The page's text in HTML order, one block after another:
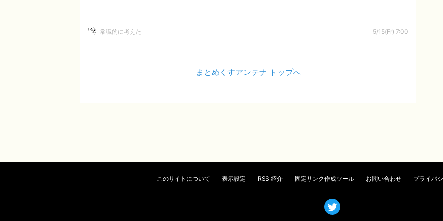
常識的に考えた 5/15(Fr) 7:00
まとめくすアンテナ トップへ
このサイトについて 表示設定 RSS 紹介 固定リンク作成ツール お問い合わせ プライバ